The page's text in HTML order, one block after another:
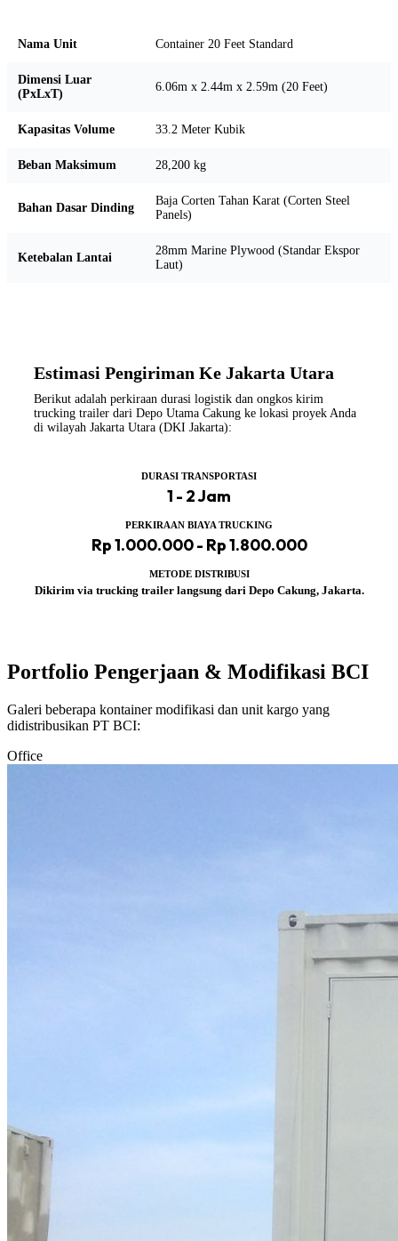
Nama Unit Container 20 Feet Standard
Dimensi Luar
(PxLxT)
6.06m x 2.44m x 2.59m (20 Feet)
Kapasitas Volume 33.2 Meter Kubik
Beban Maksimum 28,200 kg
Bahan Dasar Dinding
Baja Corten Tahan Karat (Corten Steel
Panels)
Ketebalan Lantai
28mm Marine Plywood (Standar Ekspor
Laut)
Estimasi Pengiriman Ke Jakarta Utara
Berikut adalah perkiraan durasi logistik dan ongkos kirim
trucking trailer dari Depo Utama Cakung ke lokasi proyek Anda
di wilayah Jakarta Utara (DKI Jakarta):
DURASI TRANSPORTASI
1 - 2 Jam
PERKIRAAN BIAYA TRUCKING
Rp 1.000.000 - Rp 1.800.000
METODE DISTRIBUSI
Dikirim via trucking trailer langsung dari Depo Cakung, Jakarta.
Portfolio Pengerjaan & Modifikasi BCI
Galeri beberapa kontainer modifikasi dan unit kargo yang
didistribusikan PT BCI:
Office